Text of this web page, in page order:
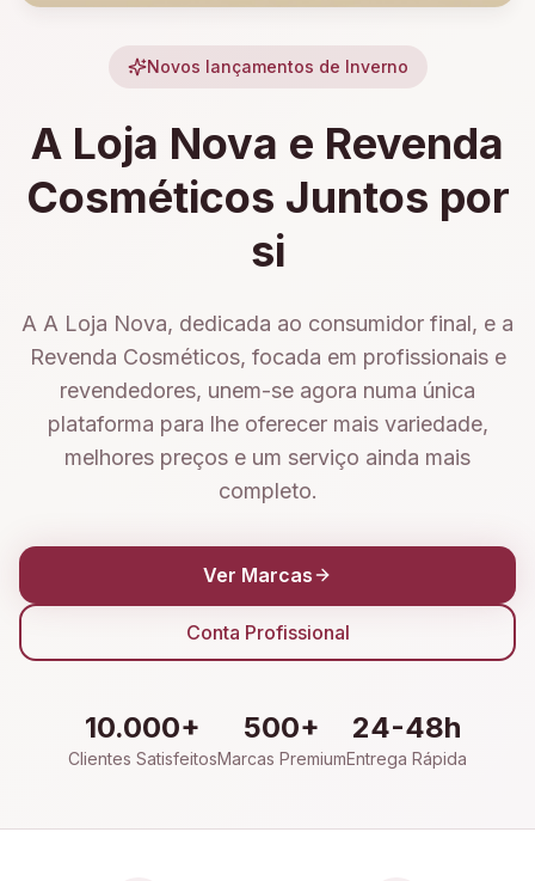
Novos lançamentos de Inverno
A Loja Nova e Revenda
Cosméticos Juntos por
si
A A Loja Nova, dedicada ao consumidor final, e a
Revenda Cosméticos, focada em profissionais e
revendedores, unem-se agora numa única
plataforma para lhe oferecer mais variedade,
melhores preços e um serviço ainda mais
completo.
Ver Marcas
Conta Profissional
10.000+
Clientes Satisfeitos
500+
Marcas Premium
24-48h
Entrega Rápida